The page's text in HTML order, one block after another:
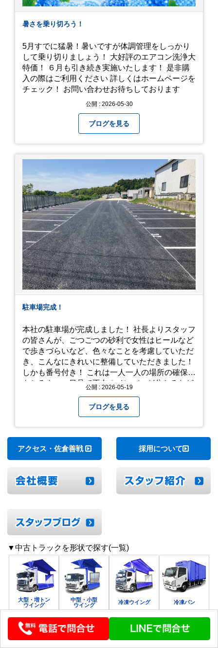
暑さを乗り切ろう！
5月すでに猛暑！暑いですが体調管理をしっかり
して乗り切りましょう！ 大好評のエアコン洗浄大
特価！ ６月も引き続き実施いたします！ 是非購
入の際はご利用ください 詳しくはホームページを
チェック！ お問い合わせお待ちしております
公開 : 2026-05-30
ブログを見る
駐車場完成！
本社の駐車場が完成しました！ 社長よりスタッフ
の皆さんが、ごつごつの砂利で女性はヒールなど
で歩きづらいなど、色々なことを考慮していただ
き、こんなにきれいに整備していただきました！
しかも番号付き！ これは一人一人の場所の確保は
もちろん、一目見て不在のメンバーが分かるなど
は毎月「環境整備点検」を実施し、お客様や共に
働くスタッフの為、会社を皆で良くしていく取り
組みを実施しております！ 心一新！これからも努
力を重ねてまいります！
公開 : 2026-05-19
ブログを見る
アクセス・佐倉善戦 採用について
▼中古トラックを形状で探す(一覧)
大型・増トン
ウイング
中型・小型
ウイング
冷凍ウイング 冷凍バン